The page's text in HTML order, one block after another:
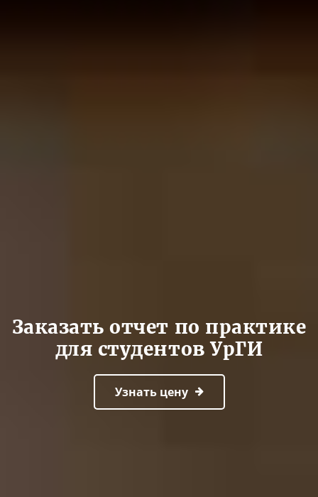
Заказать отчет по практике
для студентов УрГИ
Узнать цену